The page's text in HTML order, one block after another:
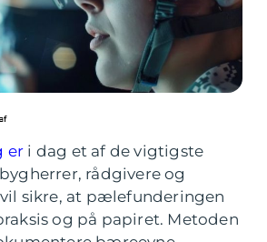
er i dag et af de vigtigste
rådgivere og
sikre, at pælefunderingen
og på papiret. Metoden